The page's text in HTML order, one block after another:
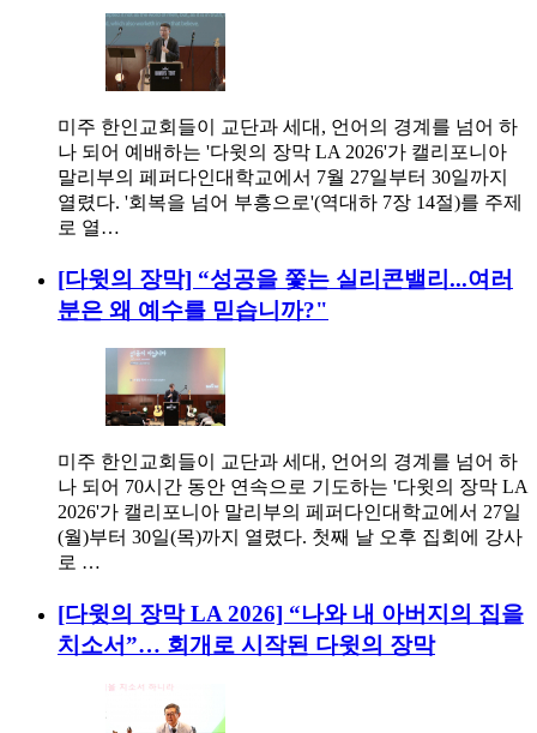
미주 한인교회들이 교단과 세대, 언어의 경계를 넘어 하
나 되어 예배하는 '다윗의 장막 LA 2026'가 캘리포니아
말리부의 페퍼다인대학교에서 7월 27일부터 30일까지
열렸다. '회복을 넘어 부흥으로'(역대하 7장 14절)를 주제
로 열…
[다윗의 장막] “성공을 쫓는 실리콘밸리...여러
분은 왜 예수를 믿습니까?"
미주 한인교회들이 교단과 세대, 언어의 경계를 넘어 하
나 되어 70시간 동안 연속으로 기도하는 '다윗의 장막 LA
2026'가 캘리포니아 말리부의 페퍼다인대학교에서 27일
(월)부터 30일(목)까지 열렸다. 첫째 날 오후 집회에 강사
로 …
[다윗의 장막 LA 2026] “나와 내 아버지의 집을
치소서”… 회개로 시작된 다윗의 장막